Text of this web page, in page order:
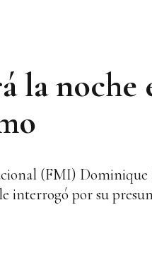
la
(FMI) Dominique
interrogó por su